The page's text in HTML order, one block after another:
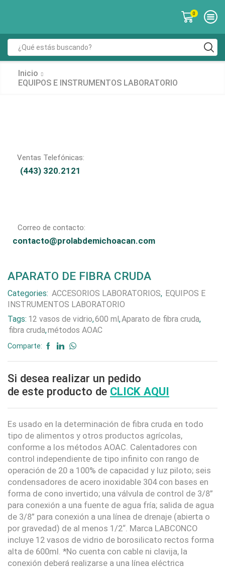
0
Inicio
EQUIPOS E INSTRUMENTOS LABORATORIO
Ventas Telefónicas:
(443) 320.2121
Correo de contacto:
contacto@prolabdemichoacan.com
APARATO DE FIBRA CRUDA
Categories: ACCESORIOS LABORATORIOS, EQUIPOS E
INSTRUMENTOS LABORATORIO
Tags: 12 vasos de vidrio,600 ml,Aparato de fibra cruda,
fibra cruda,métodos AOAC
Comparte:
Si desea realizar un pedido
de este producto de CLICK AQUI
Es usado en la determinación de fibra cruda en todo
tipo de alimentos y otros productos agrícolas,
conforme a los métodos AOAC. Calentadores con
control independiente de tipo infinito con rango de
operación de 20 a 100% de capacidad y luz piloto; seis
condensadores de acero inoxidable 304 con bases en
forma de cono invertido; una válvula de control de 3/8”
para conexión a una fuente de agua fría; salida de agua
de 3/8” para conexión a una línea de drenaje (abierta o
por gravedad) de al menos 1/2“. Marca LABCONCO
incluye 12 vasos de vidrio de borosilicato rectos forma
alta de 600ml. *No cuenta con cable ni clavija, la
conexión deberá realizarse a una línea eléctrica